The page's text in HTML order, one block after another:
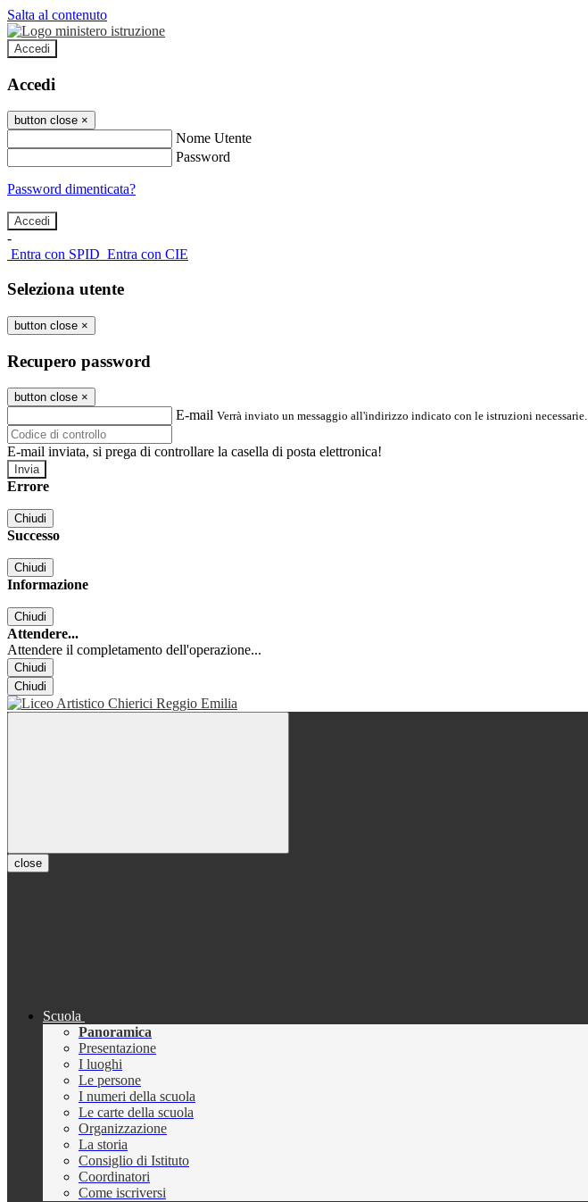
Salta al contenuto
Accedi
Accedi
button close ×
Nome Utente
Password
Password dimenticata?
-
Entra con SPID Entra con CIE
Seleziona utente
button close ×
Recupero password
button close ×
E-mail Verrà inviato un messaggio all'indirizzo indicato con le istruzioni necessarie.
E-mail inviata, si prega di controllare la casella di posta elettronica!
Errore
Chiudi
Successo
Chiudi
Informazione
Chiudi
Attendere...
Attendere il completamento dell'operazione...
Chiudi
Chiudi
close
Scuola
Panoramica
Presentazione
I luoghi
Le persone
I numeri della scuola
Le carte della scuola
Organizzazione
La storia
Consiglio di Istituto
Coordinatori
Come iscriversi